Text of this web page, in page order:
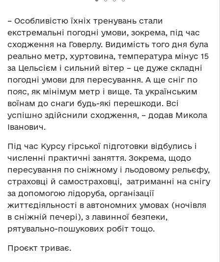
– Особливістю їхніх тренувань стали
екстремальні погодні умови, зокрема, під час
сходження на Говерлу. Видимість того дня була
реально метр, хуртовина, температура мінус 15
за Цельсієм і сильний вітер – це дуже складні
погодні умови для пересування. А ще сніг по
пояс, як мінімум метр і вище. Та українським
воїнам до снаги будь-які перешкоди. Всі
успішно здійснили сходження, – додав Микола
Іванович.
Під час Курсу гірської підготовки відбулись і
численні практичні заняття. Зокрема, щодо
пересування по сніжному і льодовому рельєфу,
страховці й самостраховці, затриманні на снігу
за допомогою лідоруба, організації
життєдіяльності в автономних умовах (ночівля
в сніжній печері), з лавинної безпеки,
рятувально-пошукових робіт тощо.
Проєкт триває.